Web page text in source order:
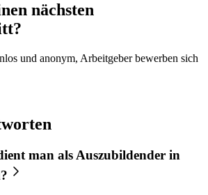
nächsten
und anonym, Arbeitgeber bewerben sich
man als Auszubildender in